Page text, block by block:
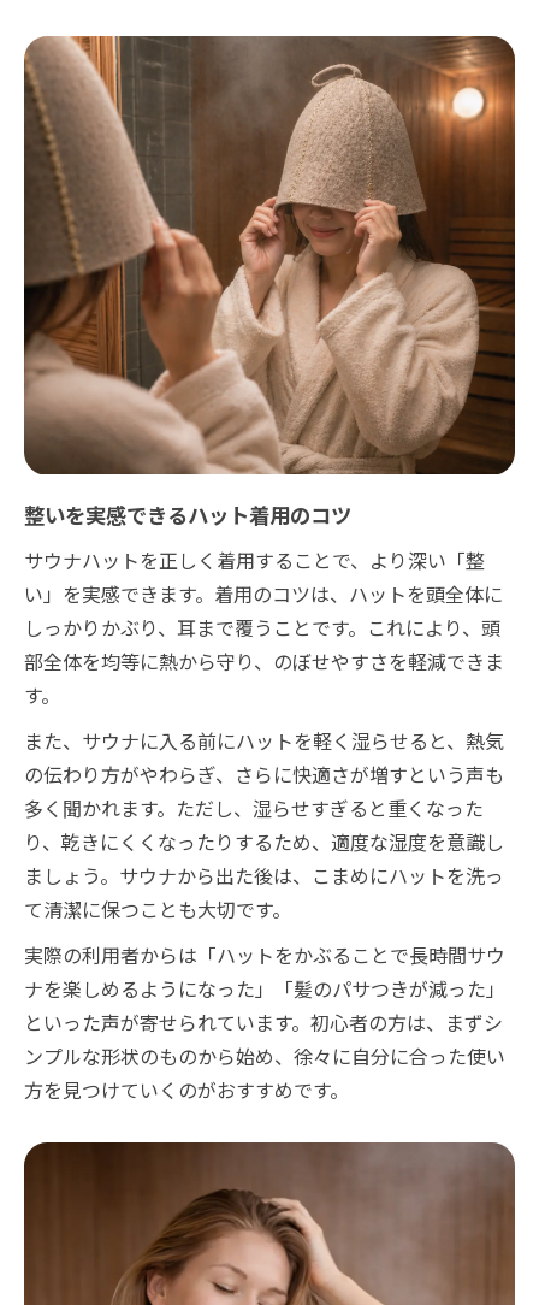
整いを実感できるハット着用のコツ
サウナハットを正しく着用することで、より深い「整
い」を実感できます。着用のコツは、ハットを頭全体に
しっかりかぶり、耳まで覆うことです。これにより、頭
部全体を均等に熱から守り、のぼせやすさを軽減できま
す。
また、サウナに入る前にハットを軽く湿らせると、熱気
の伝わり方がやわらぎ、さらに快適さが増すという声も
多く聞かれます。ただし、湿らせすぎると重くなった
り、乾きにくくなったりするため、適度な湿度を意識し
ましょう。サウナから出た後は、こまめにハットを洗っ
て清潔に保つことも大切です。
実際の利用者からは「ハットをかぶることで長時間サウ
ナを楽しめるようになった」「髪のパサつきが減った」
といった声が寄せられています。初心者の方は、まずシ
ンプルな形状のものから始め、徐々に自分に合った使い
方を見つけていくのがおすすめです。